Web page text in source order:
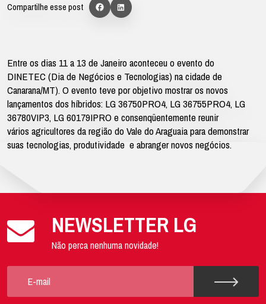
Compartilhe esse post
Entre os dias 11 a 13 de Janeiro aconteceu o evento do
DINETEC (Dia de Negócios e Tecnologias) na cidade de
Canarana/MT). O evento teve por objetivo mostrar os novos
lançamentos dos híbridos: LG 36750PRO4, LG 36755PRO4, LG
36780VIP3, LG 60179IPRO e consenqüentemente reunir
vários agricultores da região do Vale do Araguaia para demonstrar
suas tecnologias, produtividade e abranger novos negócios.
NEWSLETTER LG
Não perca nenhuma novidade!